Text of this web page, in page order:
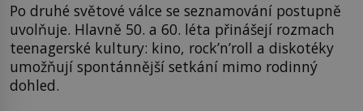
Po druhé světové válce se seznamování postupně
uvolňuje. Hlavně 50. a 60. léta přinášejí rozmach
teenagerské kultury: kino, rock’n’roll a diskotéky
umožňují spontánnější setkání mimo rodinný
dohled.